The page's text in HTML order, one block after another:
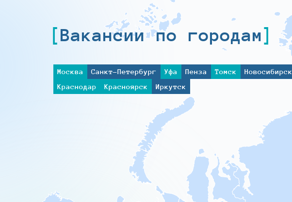
Вакансии по городам
Москва Санкт-Петербург Уфа Пенза Томск Новосибирск
Краснодар
Красноярск Иркутск